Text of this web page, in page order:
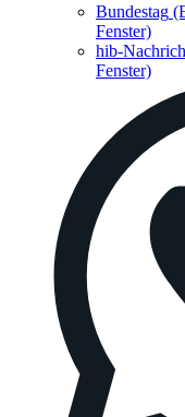
Bundestag
Fenster)
hib-
Fenster)